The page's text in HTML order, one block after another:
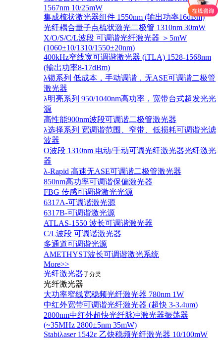
1567nm 10/25mW
集成梳状激光器组件 1550nm (输出功率16dBm)
光纤耦合量子点梳状激光二极管 1310nm 30mW
X/O/S/C/L波段 可调谐光纤激光器 ＞5mW
(1060±10/1310/1550±20nm)
400kHz窄线宽可调谐激光器 (iTLA) 1528-1568nm
(输出功率8-17dBm)
λ锁系列 低成本，手动调谐，无ASE可调谐二极管
激光器
λ明亮系列 950/1040nm高功率，宽带台式超发光光
源
高性能900nm波段可调谐二极管激光器
λ选择系列 宽调谐范围、窄带、低损耗可调谐光滤
波器
O波段 1310nm 电动/手动可调光纤激光器光纤激光
器
λ-Rapid 高速无ASE可调谐二极管激光器
850nm高功率可调谐保偏激光器
FBG 传感可调谐激光光源
6317A-可调谐激光源
6317B-可调谐激光源
ATLAS-1550 波长可调谐激光器
C/L波段 可调谐激光器
多通道可调谐光源
AMETHYST波长可调谐激光系统
More>>
光纤激光器子分类
光纤激光器
大功率窄线宽稳频光纤激光器 780nm 1W
中红外宽带可调谐光纤激光器 (超快 3-3.4um)
2800nm中红外超快光纤脉冲激光器振荡器
(~35MHz 2800±5nm 35mW)
Stabiλaser 1542ε 乙炔稳频光纤激光器 10/100mW